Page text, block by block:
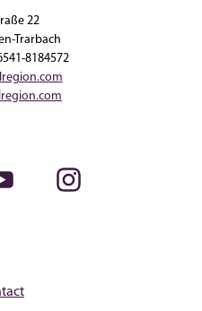
22
Trarbach
8184572
Instagram